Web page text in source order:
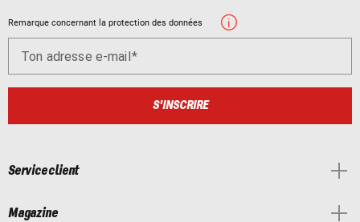
Remarque concernant la protection des données
Ton adresse e-mail
S'INSCRIRE
Service client
Magazine